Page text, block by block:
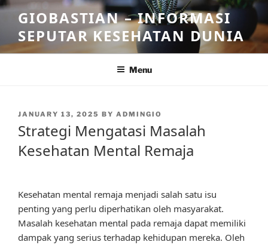
Skip
content
GIOBASTIAN – INFORMASI
SEPUTAR KESEHATAN DUNIA
Menu
POSTED
JANUARY 13, 2025 BY ADMINGIO
Strategi Mengatasi Masalah
Kesehatan Mental Remaja
Kesehatan mental remaja menjadi salah satu isu
penting yang perlu diperhatikan oleh masyarakat.
Masalah kesehatan mental pada remaja dapat memiliki
dampak yang serius terhadap kehidupan mereka. Oleh